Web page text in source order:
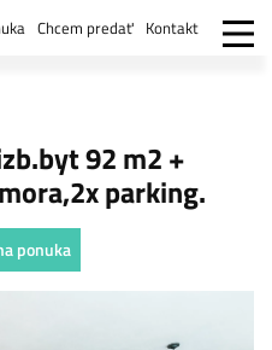
Chcem predať Kontakt
92 m2 +
parking.
ponuka